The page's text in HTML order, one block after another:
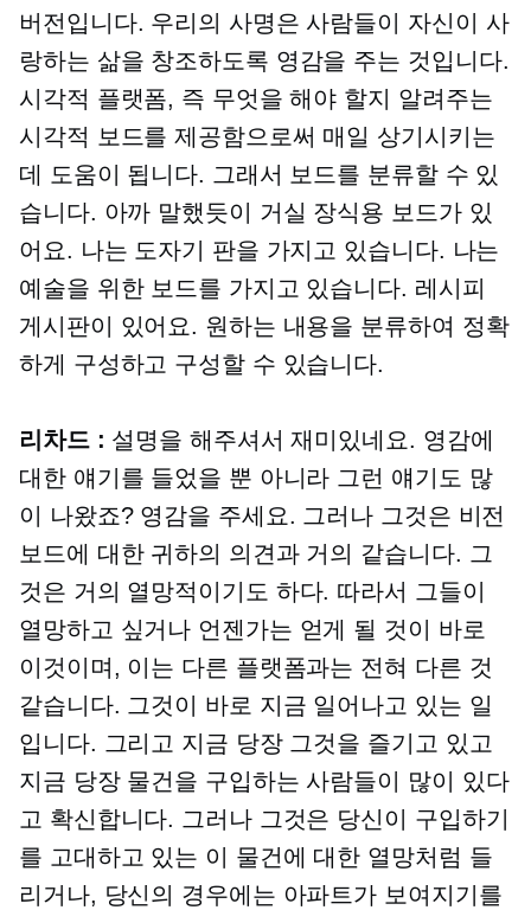
버전입니다. 우리의 사명은 사람들이 자신이 사
랑하는 삶을 창조하도록 영감을 주는 것입니다.
시각적 플랫폼, 즉 무엇을 해야 할지 알려주는
시각적 보드를 제공함으로써 매일 상기시키는
데 도움이 됩니다. 그래서 보드를 분류할 수 있
습니다. 아까 말했듯이 거실 장식용 보드가 있
어요. 나는 도자기 판을 가지고 있습니다. 나는
예술을 위한 보드를 가지고 있습니다. 레시피
게시판이 있어요. 원하는 내용을 분류하여 정확
하게 구성하고 구성할 수 있습니다.
리차드 : 설명을 해주셔서 재미있네요. 영감에
대한 얘기를 들었을 뿐 아니라 그런 얘기도 많
이 나왔죠? 영감을 주세요. 그러나 그것은 비전
보드에 대한 귀하의 의견과 거의 같습니다. 그
것은 거의 열망적이기도 하다. 따라서 그들이
열망하고 싶거나 언젠가는 얻게 될 것이 바로
이것이며, 이는 다른 플랫폼과는 전혀 다른 것
같습니다. 그것이 바로 지금 일어나고 있는 일
입니다. 그리고 지금 당장 그것을 즐기고 있고
지금 당장 물건을 구입하는 사람들이 많이 있다
고 확신합니다. 그러나 그것은 당신이 구입하기
를 고대하고 있는 이 물건에 대한 열망처럼 들
리거나, 당신의 경우에는 아파트가 보여지기를